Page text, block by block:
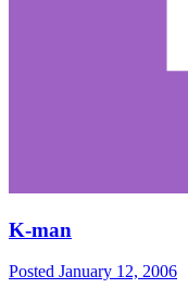
K-man
Posted January 12, 2006